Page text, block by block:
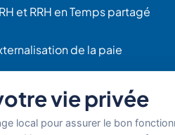
et RRH en Temps partagé
de la paie
vie privée
local pour assurer le bon